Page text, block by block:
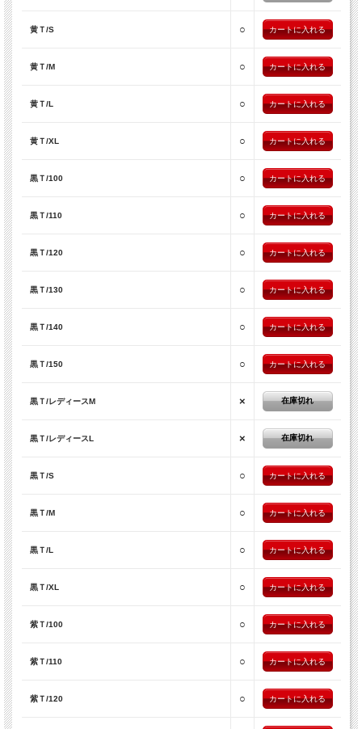
黄Ｔ/S ○
黄Ｔ/M ○
黄Ｔ/L ○
黄Ｔ/XL ○
黒Ｔ/100 ○
黒Ｔ/110 ○
黒Ｔ/120 ○
黒Ｔ/130 ○
黒Ｔ/140 ○
黒Ｔ/150 ○
黒Ｔ/レディースM × 在庫切れ
黒Ｔ/レディースL × 在庫切れ
黒Ｔ/S ○
黒Ｔ/M ○
黒Ｔ/L ○
黒Ｔ/XL ○
紫Ｔ/100 ○
紫Ｔ/110 ○
紫Ｔ/120 ○